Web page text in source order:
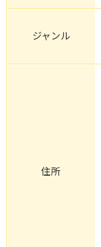
ジャンル
住所